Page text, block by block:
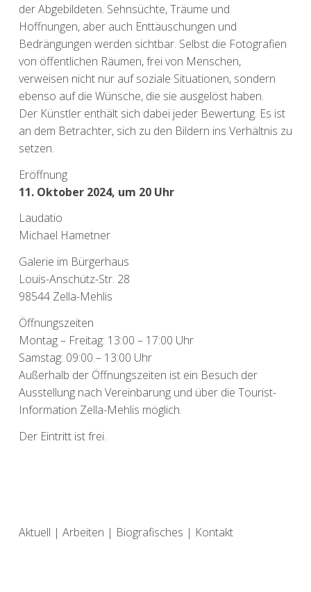
der Abgebildeten. Sehnsüchte, Träume und
Hoffnungen, aber auch Enttäuschungen und
Bedrängungen werden sichtbar. Selbst die Fotografien
von öffentlichen Räumen, frei von Menschen,
verweisen nicht nur auf soziale Situationen, sondern
ebenso auf die Wünsche, die sie ausgelöst haben.
Der Künstler enthält sich dabei jeder Bewertung. Es ist
an dem Betrachter, sich zu den Bildern ins Verhältnis zu
setzen.
Eröffnung
11. Oktober 2024, um 20 Uhr
Laudatio
Michael Hametner
Galerie im Bürgerhaus
Louis-Anschütz-Str. 28
98544 Zella-Mehlis
Öffnungszeiten
Montag – Freitag: 13:00 – 17:00 Uhr
Samstag: 09:00 – 13:00 Uhr
Außerhalb der Öffnungszeiten ist ein Besuch der
Ausstellung nach Vereinbarung und über die Tourist-
Information Zella-Mehlis möglich.
Der Eintritt ist frei.
Aktuell | Arbeiten | Biografisches | Kontakt